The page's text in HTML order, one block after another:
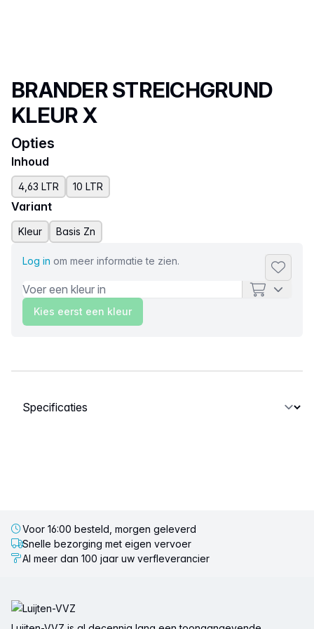
Productnaam
BRANDER STREICHGRUND
KLEUR X
Opties
Inhoud
4,63 LTR 10 LTR
Variant
Kleur Basis Zn
Log in om meer informatie te zien.
Kies eerst een kleur
Selecteer een tabblad
Voor 16:00 besteld, morgen geleverd
Snelle bezorging met eigen vervoer
Al meer dan 100 jaar uw verfleverancier